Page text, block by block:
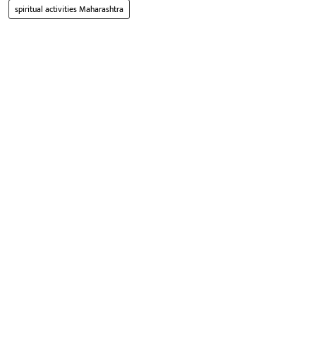
spiritual activities Maharashtra